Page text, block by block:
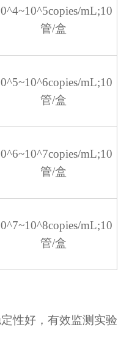
mL;10
管/盒
mL;10
管/盒
mL;10
管/盒
mL;10
管/盒
性好，有效监测实验